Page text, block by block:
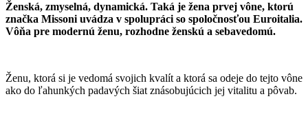
Ženská, zmyselná, dynamická. Taká je žena prvej vône, ktorú
značka Missoni uvádza v spolupráci so spoločnosťou Euroitalia.
Vôňa pre modernú ženu, rozhodne ženskú a sebavedomú.
Ženu, ktorá si je vedomá svojich kvalít a ktorá sa odeje do tejto vône
ako do ľahunkých padavých šiat znásobujúcich jej vitalitu a pôvab.